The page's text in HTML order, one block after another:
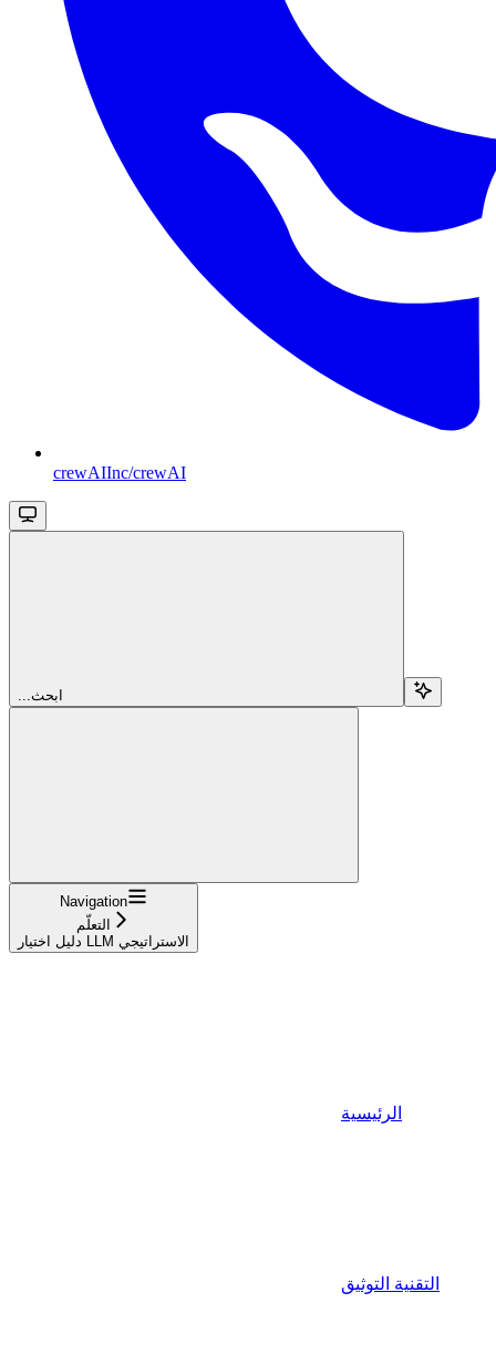
crewAIInc/crewAI
...ابحث
Navigation
التعلّم
دليل اختيار LLM الاستراتيجي
الرئيسية
التقنية التوثيق